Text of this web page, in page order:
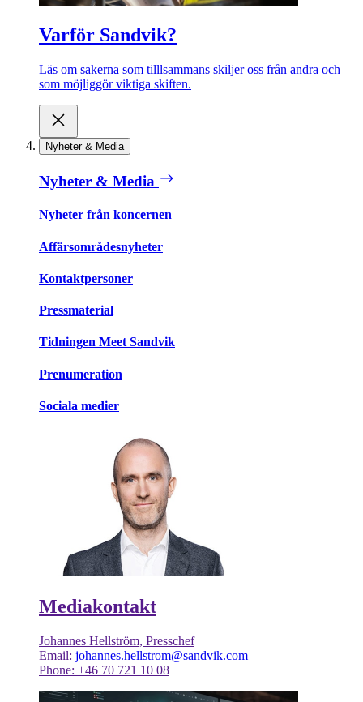
Varför Sandvik?
Läs om sakerna som tilllsammans skiljer oss från andra och
som möjliggör viktiga skiften.
Nyheter & Media
Nyheter & Media
Nyheter från koncernen
Affärsområdesnyheter
Kontaktpersoner
Pressmaterial
Tidningen Meet Sandvik
Prenumeration
Sociala medier
Mediakontakt
Johannes Hellström, Presschef
Email: johannes.hellstrom@sandvik.com
Phone: +46 70 721 10 08